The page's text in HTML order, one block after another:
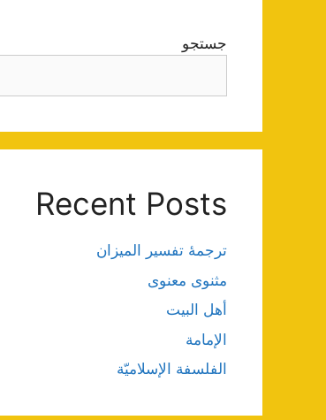
جستجو
Recent Posts
ترجمۀ تفسیر المیزان
مثنوی معنوی
أهل البيت
الإمامة
الفلسفة الإسلاميّة